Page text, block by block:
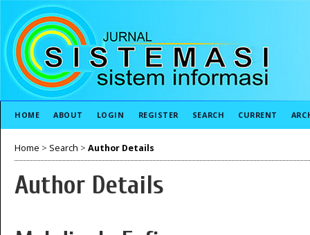
HOME ABOUT LOGIN REGISTER SEARCH CURRENT
Home > Search > Author Details
Author Details